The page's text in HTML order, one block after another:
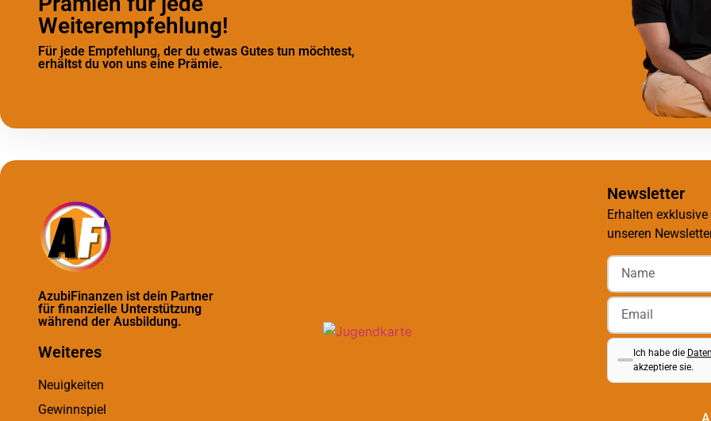
Weiterempfehlung!
Für jede Empfehlung, der du etwas Gutes tun möchtest,
erhältst du von uns eine Prämie.
AzubiFinanzen ist dein Partner
für finanzielle Unterstützung
während der Ausbildung.
Weiteres
Neuigkeiten
Gewinnspiel
Newsletter
Erhalten
unseren
Ich habe die
akzeptiere sie.